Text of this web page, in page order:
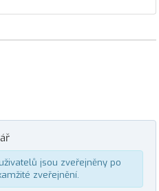
jsou zveřejněny po
zveřejnění.